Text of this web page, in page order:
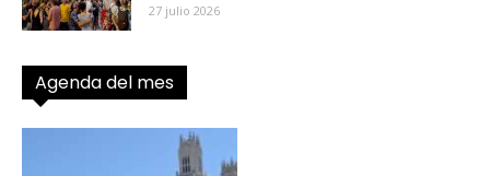
27 julio 2026
Agenda del mes